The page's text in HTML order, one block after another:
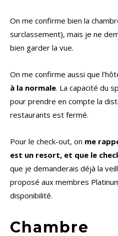
On me confirme bien la
surclassement), mais je ne
bien garder la vue.
On me confirme aussi que
à la normale. La capacité du
pour prendre en compte la
restaurants est fermé.
Pour le check-out, on me
est un resort, et que le
que je demanderais déjà la
proposé aux membres
disponibilité.
Chambre